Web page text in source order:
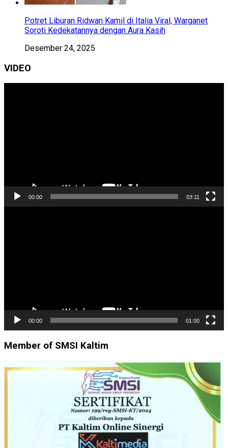
Potret Liburan Ridwan Kamil di Italia Viral, Warganet
Soroti Kedekatannya dengan Aura Kasih
Desember 24, 2025
VIDEO
00:00 03:11
00:00 01:00
Member of SMSI Kaltim